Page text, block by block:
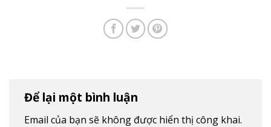
Để lại một bình luận
Email của bạn sẽ không được hiển thị công khai.